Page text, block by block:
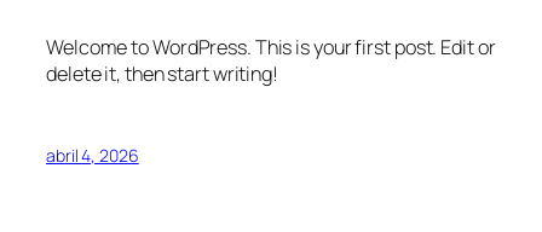
Welcome to WordPress. This is your first post. Edit or
delete it, then start writing!
abril 4, 2026